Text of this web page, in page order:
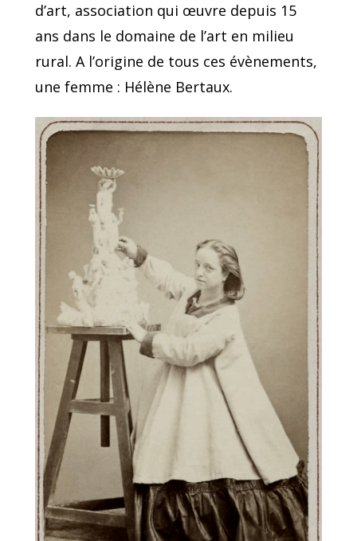
d’art, association qui œuvre depuis 15
ans dans le domaine de l’art en milieu
rural. A l’origine de tous ces évènements,
une femme : Hélène Bertaux.